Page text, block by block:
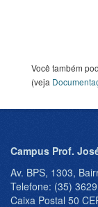
Você também
(veja
Campus Prof.
Av. BPS, 1303,
Telefone: (35)
Caixa Postal 50